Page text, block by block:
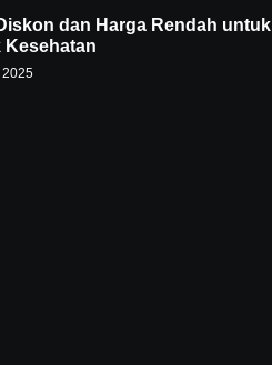
dan Harga Rendah untuk
Kesehatan
2025